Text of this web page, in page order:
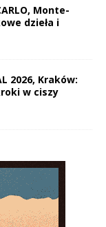
Monte-
dzieła i
2026, Kraków:
w ciszy